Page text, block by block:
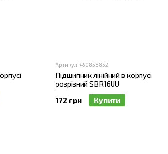
переміщення механічних компонентів, що робить
та відповідають міжнародним стандартам
ціни на всю продукцію.
надати консультацію та допомогу у виборі
Комплект CNC і забезпечте своєму
Артикул: 450858852
Підшипник лінійний в корпусі
розрізний SBR16UU
172 грн
Купити